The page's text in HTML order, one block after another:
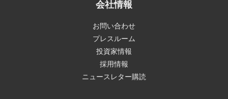
会社情報
お問い合わせ
プレスルーム
投資家情報
採用情報
ニュースレター購読